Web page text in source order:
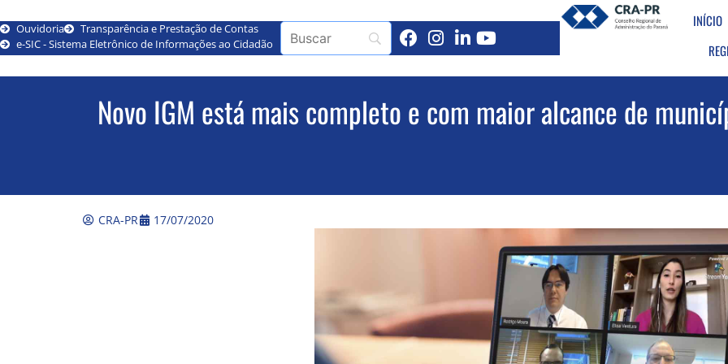
Ouvidoria
Transparência e Prestação de Contas
e-SIC - Sistema Eletrônico de Informações ao Cidadão
INÍCIO
Novo IGM está mais completo e com maior alcance de
CRA-PR 17/07/2020